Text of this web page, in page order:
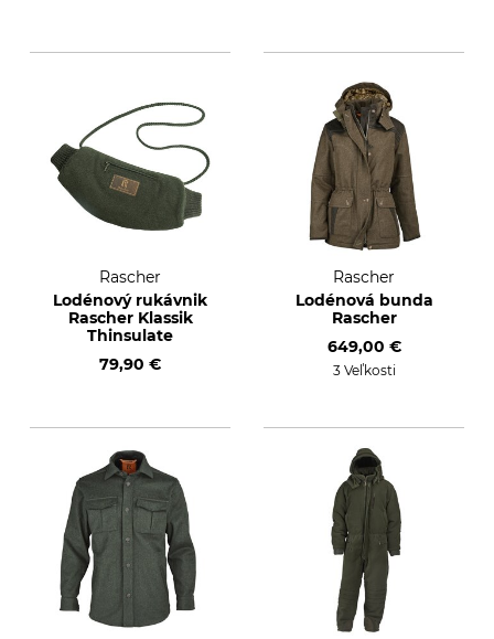
Rascher
Lodénový rukávnik
Rascher Klassik
Thinsulate
79,90 €
Rascher
Lodénová bunda
Rascher
649,00 €
3 Veľkosti